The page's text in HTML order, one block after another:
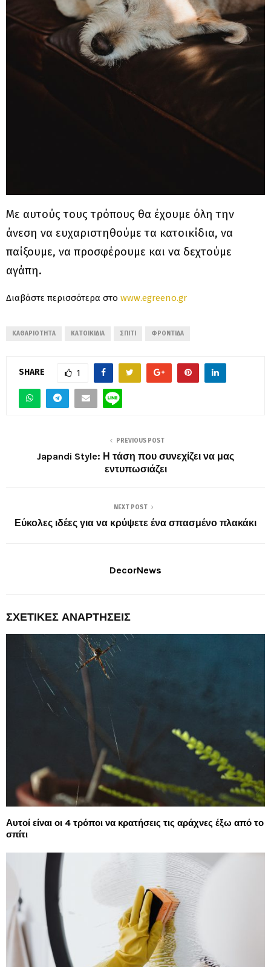
Με αυτούς τους τρόπους θα έχουμε όλη την
άνεση να ευχαριστηθούμε τα κατοικίδια, να
παίξουμε, να προσφέρουμε και να δεχτούμε
αγάπη.
Διαβάστε περισσότερα στο www.egreeno.gr
ΚΑΘΑΡΙΌΤΗΤΑ ΚΑΤΟΙΚΊΔΙΑ ΣΠΊΤΙ ΦΡΟΝΤΊΔΑ
SHARE 1
PREVIOUS POST
Japandi Style: Η τάση που συνεχίζει να μας
εντυπωσιάζει
NEXT POST
Εύκολες ιδέες για να κρύψετε ένα σπασμένο πλακάκι
DecorNews
ΣΧΕΤΙΚΈΣ ΑΝΑΡΤΉΣΕΙΣ
Αυτοί είναι οι 4 τρόποι να κρατήσεις τις αράχνες έξω από το
σπίτι